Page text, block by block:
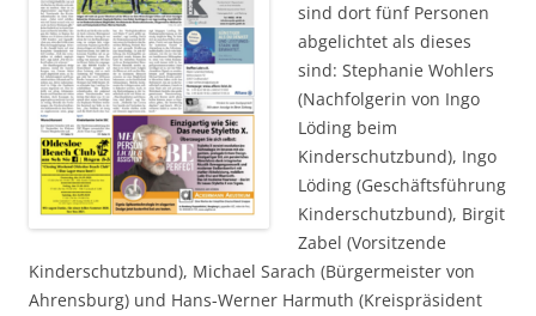
sind dort fünf Personen
abgelichtet als dieses
sind: Stephanie Wohlers
(Nachfolgerin von Ingo
Löding beim
Kinderschutzbund), Ingo
Löding (Geschäftsführung
Kinderschutzbund), Birgit
Zabel (Vorsitzende
Kinderschutzbund), Michael Sarach (Bürgermeister von
Ahrensburg) und Hans-Werner Harmuth (Kreispräsident